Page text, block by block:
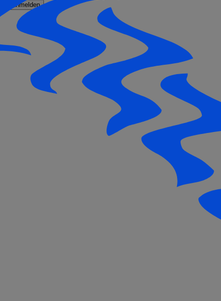
Aanmelden